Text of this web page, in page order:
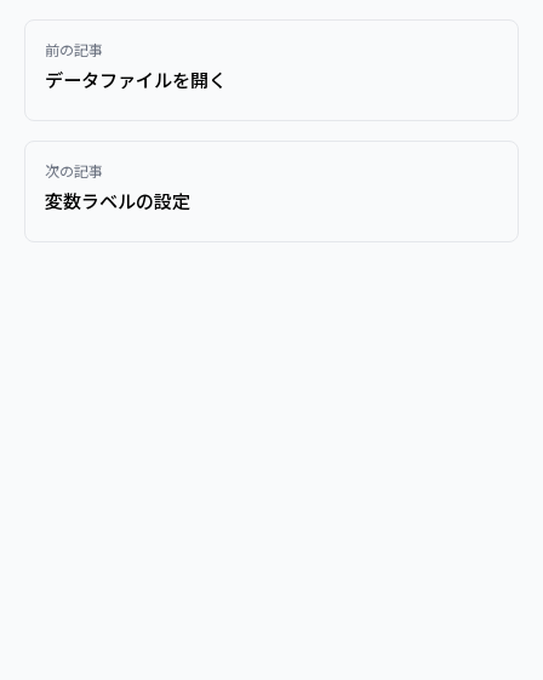
前の記事
データファイルを開く
次の記事
変数ラベルの設定